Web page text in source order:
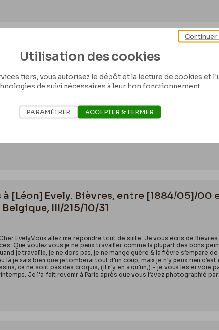
à [Léon] Evely. Paris, 0000/00/00.
MrEvely. – J’ai égaré la lettre par laquelle vous me parliez des
envoie ce croquis. Votre gravure pourra-t elle rendre ces croquis ?
50 frs que je vous ai fait parvenir. – Avez-vous renvoyé les croquis des
– Quant à celui qui est dans cette lettre, si vous voulezPage 1 Verso
& comme compensation de votre travail. – Je tiendrais à être
les dessins sur parchemin ou sur papier blanc ce qui fait
[Léon] Evely. Bièvres, entre [1884/05]/00
III/215/10/31
EvelyVous allez me répondre tout de suite. Je vous écris de
Que voulez vous je ne peux travailler comme la plupart des bons
je travaille, je ne dors pas, je ne mange guère & la fièvre s’empare de
je sais bien que je tomberai tout d’un coup, mais je n’y peux rien
ce ne sont pas des croquis, (il n’y en a qu’un,) – je vous les envoie
Je l’ai fait revenir à Paris après que vous l’avez photographié
Utilisation des cookies
tiers, vous autorisez le dépôt et la lecture de cookies et
de suivi nécessaires à leur bon fonctionnement.
Continuer
PARAMÉTRER ACCEPTER & FERMER